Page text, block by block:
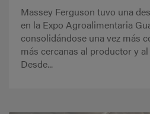
Massey Ferguson tuvo una
en la Expo Agroalimentaria
consolidándose una vez más
más cercanas al productor y
Desde...